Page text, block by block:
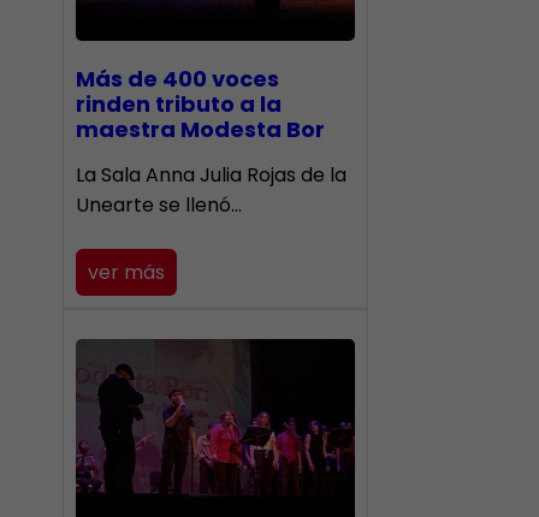
Más de 400 voces
rinden tributo a la
maestra Modesta Bor
​La Sala Anna Julia Rojas de la
Unearte se llenó…
ver más